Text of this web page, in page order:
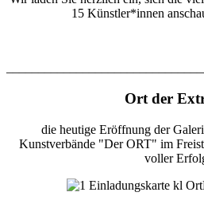
15 Künstler*innen
Ort der
die heutige Eröffnung der
Kunstverbände "Der ORT" im
voller